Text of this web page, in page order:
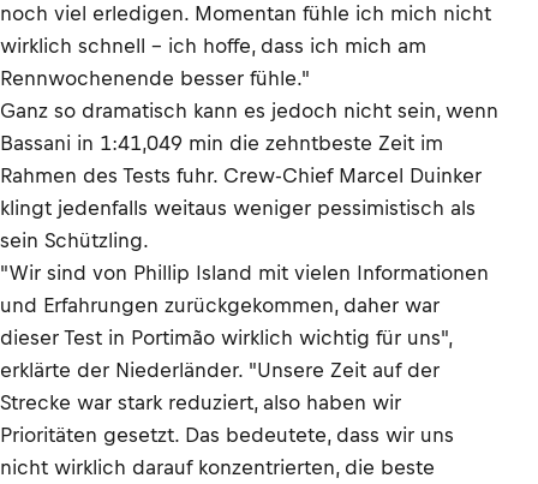
noch viel erledigen. Momentan fühle ich mich nicht
wirklich schnell – ich hoffe, dass ich mich am
Rennwochenende besser fühle."
Ganz so dramatisch kann es jedoch nicht sein, wenn
Bassani in 1:41,049 min die zehntbeste Zeit im
Rahmen des Tests fuhr. Crew-Chief Marcel Duinker
klingt jedenfalls weitaus weniger pessimistisch als
sein Schützling.
"Wir sind von Phillip Island mit vielen Informationen
und Erfahrungen zurückgekommen, daher war
dieser Test in Portimão wirklich wichtig für uns",
erklärte der Niederländer. "Unsere Zeit auf der
Strecke war stark reduziert, also haben wir
Prioritäten gesetzt. Das bedeutete, dass wir uns
nicht wirklich darauf konzentrierten, die beste